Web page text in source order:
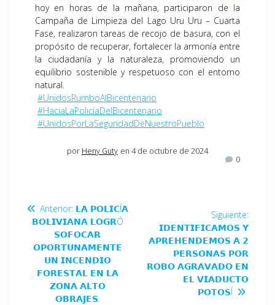
hoy en horas de la mañana, participaron de la
Campaña de Limpieza del Lago Uru Uru – Cuarta
Fase, realizaron tareas de recojo de basura, con el
propósito de recuperar, fortalecer la armonía entre
la ciudadanía y la naturaleza, promoviendo un
equilibrio sostenible y respetuoso con el entorno
natural.
#UnidosRumboAlBicentenario
#HaciaLaPolicíaDelBicentenario
#UnidosPorLaSeguridadDeNuestroPueblo
por Heny Guty en 4 de octubre de 2024
0
Anterior: 𝗟𝗔 𝗣𝗢𝗟𝗜𝗖Í𝗔
𝗕𝗢𝗟𝗜𝗩𝗜𝗔𝗡𝗔 𝗟𝗢𝗚𝗥Ó
𝗦𝗢𝗙𝗢𝗖𝗔𝗥
𝗢𝗣𝗢𝗥𝗧𝗨𝗡𝗔𝗠𝗘𝗡𝗧𝗘
𝗨𝗡 𝗜𝗡𝗖𝗘𝗡𝗗𝗜𝗢
𝗙𝗢𝗥𝗘𝗦𝗧𝗔𝗟 𝗘𝗡 𝗟𝗔
𝗭𝗢𝗡𝗔 𝗔𝗟𝗧𝗢
𝗢𝗕𝗥𝗔𝗝𝗘𝗦.
Siguiente:
𝗜𝗗𝗘𝗡𝗧𝗜𝗙𝗜𝗖𝗔𝗠𝗢𝗦 𝗬
𝗔𝗣𝗥𝗘𝗛𝗘𝗡𝗗𝗘𝗠𝗢𝗦 𝗔 𝟮
𝗣𝗘𝗥𝗦𝗢𝗡𝗔𝗦 𝗣𝗢𝗥
𝗥𝗢𝗕𝗢 𝗔𝗚𝗥𝗔𝗩𝗔𝗗𝗢 𝗘𝗡
𝗘𝗟 𝗩𝗜𝗔𝗗𝗨𝗖𝗧𝗢
𝗣𝗢𝗧𝗢𝗦Í